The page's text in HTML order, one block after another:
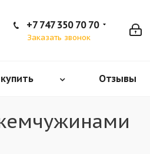
+7 747 350 70 70
Заказать звонок
Отзывы